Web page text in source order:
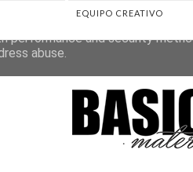
EQUIPO CREATIVO
to deliver its services and to
performance and security
abuse.